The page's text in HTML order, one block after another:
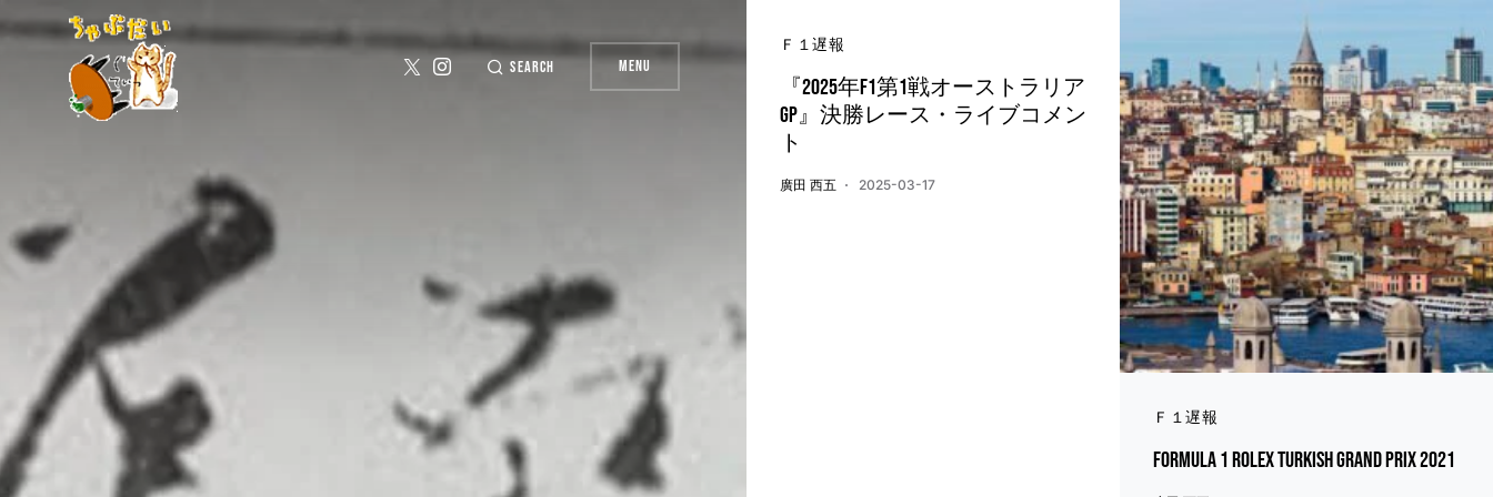
Search Menu
Ｆ１遅報
『2025年F1第1戦オーストラリア
GP』決勝レース・ライブコメン
ト
廣田 西五 2025-03-17
Ｆ１遅報
Formula 1 Rolex Turkish Grand Prix 2021